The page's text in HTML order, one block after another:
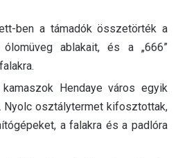
ben a támadók összetörték a
ablakait, és a „666”
Hendaye város egyik
Nyolc osztálytermet kifosztottak,
a falakra és a padlóra